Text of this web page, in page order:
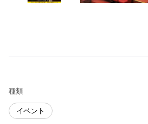
種類
イベント